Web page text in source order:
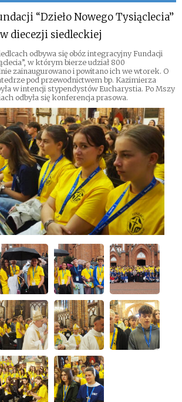
“Dzieło Nowego Tysiąclecia”
w diecezji siedleckiej
odbywa się obóz integracyjny Fundacji
w którym bierze udział 800
zainaugurowano i powitano ich we wtorek. O
pod przewodnictwem bp. Kazimierza
w intencji stypendystów Eucharystia. Po Mszy
odbyła się konferencja prasowa.